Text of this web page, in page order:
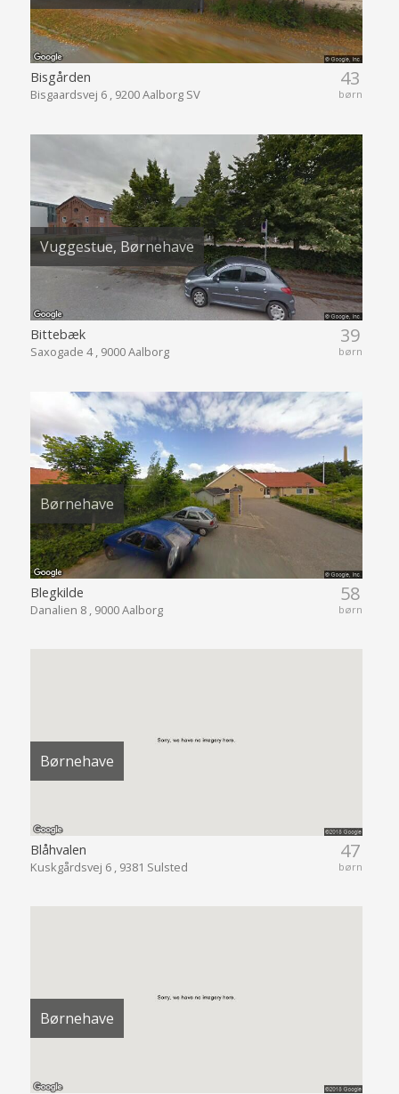
43
børn
Bisgården
Bisgaardsvej 6 , 9200 Aalborg SV
Vuggestue, Børnehave
39
børn
Bittebæk
Saxogade 4 , 9000 Aalborg
Børnehave
58
børn
Blegkilde
Danalien 8 , 9000 Aalborg
Børnehave
47
børn
Blåhvalen
Kuskgårdsvej 6 , 9381 Sulsted
Børnehave